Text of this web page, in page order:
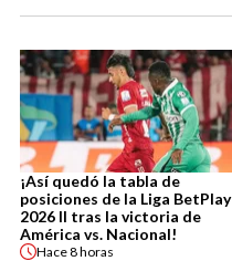
¡Así quedó la tabla de
posiciones de la Liga BetPlay
2026 II tras la victoria de
América vs. Nacional!
Hace8 horas